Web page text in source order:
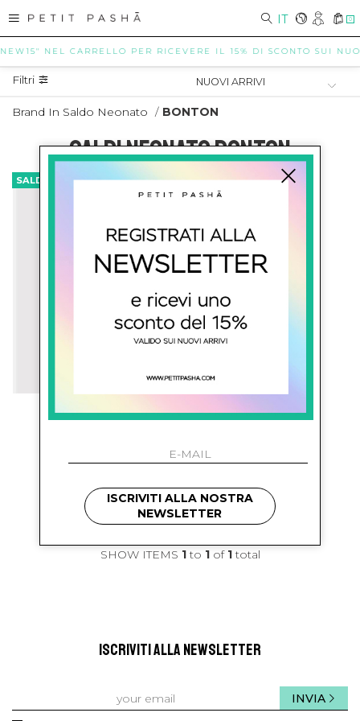
IT 0
NEL CARRELLO PER RICEVERE IL 15% DI SCONTO SUI
Filtri
Brand In Saldo Neonato / BONTON
SALDI NEONATO BONTON
SALDI
bonton
SHOW ITEMS 1to 1of 1total
ISCRIVITI ALLA NEWSLETTER
INVIA
ISCRIVITI ALLA NOSTRA
NEWSLETTER